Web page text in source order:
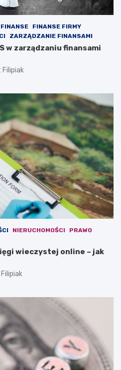
FINANSE
FINANSE FIRMY
ZARZĄDZANIE FINANSAMI
w zarządzaniu finansami
Filipiak
NIERUCHOMOŚCI
PRAWO
wieczystej online – jak